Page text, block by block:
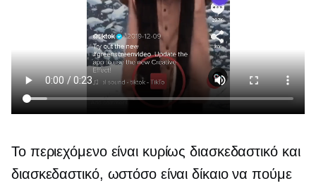
Το περιεχόμενο είναι κυρίως διασκεδαστικό και
διασκεδαστικό, ωστόσο είναι δίκαιο να πούμε